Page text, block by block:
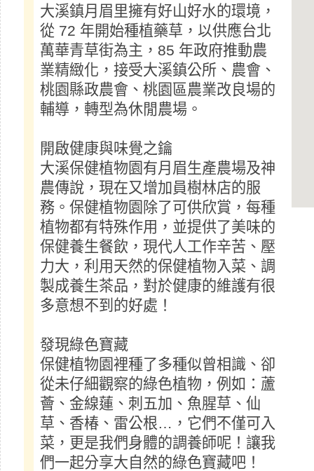
大溪鎮月眉里擁有好山好水的環境，
從 72 年開始種植藥草，以供應台北
萬華青草街為主，85 年政府推動農
業精緻化，接受大溪鎮公所、農會、
桃園縣政農會、桃園區農業改良場的
輔導，轉型為休閒農場。
開啟健康與味覺之鑰
大溪保健植物園有月眉生產農場及神
農傳說，現在又增加員樹林店的服
務。保健植物園除了可供欣賞，每種
植物都有特殊作用，並提供了美味的
保健養生餐飲，現代人工作辛苦、壓
力大，利用天然的保健植物入菜、調
製成養生茶品，對於健康的維護有很
多意想不到的好處！
發現綠色寶藏
保健植物園裡種了多種似曾相識、卻
從未仔細觀察的綠色植物，例如：蘆
薈、金線蓮、刺五加、魚腥草、仙
草、香椿、雷公根…，它們不僅可入
菜，更是我們身體的調養師呢！讓我
們一起分享大自然的綠色寶藏吧！